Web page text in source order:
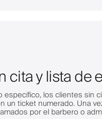
cita y lista de
específico, los clientes sin
un ticket numerado. Una
por el barbero o